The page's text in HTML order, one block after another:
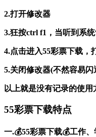
2.打开修改器
3.狂按ctrl f1，当听到系统
4.点击进入55彩票下载，
5.关闭修改器(不然容易闪
以上就是没有记录的使用
55彩票下载特点
一.💰55彩票下载💰工作